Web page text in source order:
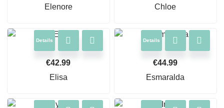
Elenore
Chloe
Details
€42.99
Elisa
Details
€44.99
Esmaralda